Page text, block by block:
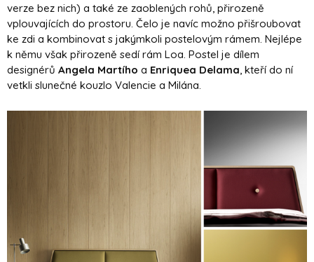
verze bez nich) a také ze zaoblených rohů, přirozeně
vplouvajících do prostoru. Čelo je navíc možno přišroubovat
ke zdi a kombinovat s jakýmkoli postelovým rámem. Nejlépe
k němu však přirozeně sedí rám Loa. Postel je dílem
designérů Angela Martího a Enriquea Delama , kteří do ní
vetkli slunečné kouzlo Valencie a Milána.